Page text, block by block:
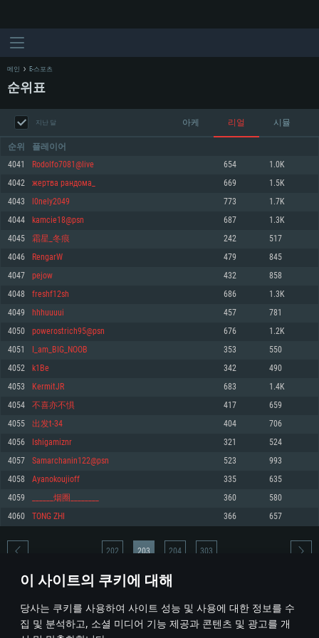
이 사이트의 쿠키에 대해
당사는 쿠키를 사용하여 사이트 성능 및 사용에 대한 정보를 수
집 및 분석하고, 소셜 미디어 기능 제공과 콘텐츠 및 광고를 개
PC
최소사양
운영체제: Windows 10 (64 bit)
프로세서: 2.2 GHz 듀얼코어 이상
메모리: 4GB
그래픽 카드: DirectX 11 이상을 지원하는 AMD Radeon 77XX / NVIDIA
GeForce GT 660. 최소 사양 해상도: 720p
네트워크: 브로드밴드 인터넷
여유 저장 공간: 22.1 GB (최소 클라이언트)
권장 사양
570 혹은 그 이상
여유 저장 공간: 62.2 GB (전체 클라이언트)
최소사양
운영체제: Mac OS Big Sur 11.0
프로세서: 최소 2.2 GHz의 Core i5 (Intel Xeon 은 지원하지 않습니다)
메모리: 6 GB
그래픽 카드: Metal 을 지원하는 Intel Iris Pro 5200 (Mac), 혹은 이와 비슷한 성
능을 가지는 Mac 버전의 AMD/Nvidia. 최소 해상도: 720p
네트워크: 브로드밴드 인터넷
여유 저장 공간: 22.1 GB (최소 클라이언트)
권장 사양
네트워크: 브로드밴드 인터넷
여유 저장 공간: 62.2 GB (전체 클라이언트)
최소사양
운영체제: 64bit Linux 중 최신 버전
프로세서: 2.4 GHz 듀얼코어
메모리: 4 GB
그래픽 카드: Vulkan 을 지원하고, 최신 그래픽 드라이버를 지원하는 NVIDIA
660 (6개월 미만) 혹은 그와 동급의 성능을 가지며 최신 그래픽 드라이버를 지
원하는 AMD (6개월 미만; 최소사양 지원 해상도 720p)
네트워크: 브로드밴드 인터넷
여유 저장 공간: 22.1 GB (최소 클라이언트)
권장 사양
운영체제: Ubuntu 20.04 64bit
프로세서: Intel Core i7
메모리: 16 GB
그래픽 카드: Vulkan 을 지원하고, 최신 그래픽 드라이버를 지원하는 NVIDIA
1060 (6개월 미만) 혹은 그와 동급의 성능을 가지며 최신 그래픽 드라이버를
지원하는 AMD RX 570 (6개월 미만; 최소사양 지원 해상도 720p) 이상
여유 저장 공간: 62.2 GB (전체 클라이언트)
메인 E-스포츠
순위표
지난 달 아케 리얼 시뮬
순위 플레이어
4041 Rodolfo7081@live 654 1.0K
4042 жертва рандома_ 669 1.5K
4043 l0nely2049 773 1.7K
4044 kamcie18@psn 687 1.3K
4045 霜星_冬痕 242 517
4046 RengarW 479 845
4047 pejow 432 858
4048 freshf12sh 686 1.3K
4049 hhhuuuui 457 781
4050 powerostrich95@psn 676 1.2K
4051 I_am_BIG_NOOB 353 550
4052 k1Be 342 490
4053 KermitJR 683 1.4K
4054 不喜亦不惧 417 659
4055 出发t-34 404 706
4056 Ishigamiznr 321 524
4057 Samarchanin122@psn 523 993
4058 Ayanokoujioff 335 635
4059 ______烟圈________ 360 580
4060 TONG ZHI 366 657
* 순위표는 매일 1회 갱신됩니다
202 203 204 303